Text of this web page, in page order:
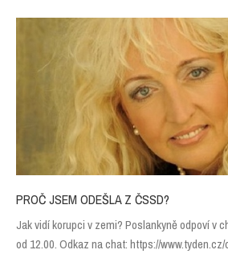
PROČ JSEM ODEŠLA Z ČSSD?
Jak vidí korupci v zemi? Poslankyně odpoví v
od 12.00. Odkaz na chat: https://